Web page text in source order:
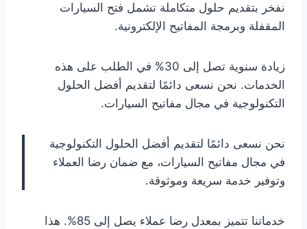
نفخر بتقديم حلول متكاملة تشمل فتح السيارات
المقفلة وبرمجة المفاتيح الإلكترونية.
زيادة سنوية تصل إلى 30% في الطلب على هذه
الخدمات. نحن نسعى دائمًا لتقديم أفضل الحلول
التكنولوجية في مجال مفاتيح السيارات.
نحن نسعى دائمًا لتقديم أفضل الحلول التكنولوجية
في مجال مفاتيح السيارات، مع ضمان رضا العملاء
وتوفير خدمة سريعة وموثوقة.
خدماتنا تتميز بمعدل رضا عملاء يصل إلى 85%. هذا